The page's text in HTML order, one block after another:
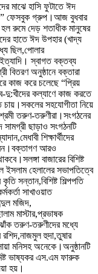
মাঝে হাসি ফুটাতে ঈদ
ফেসবুক গ্রুপ।আজ বুধবার
হল রুমে দেড় শতাধীক মানুষের
হাতে ঈদ উপহার (খাদ্য
ছিল,পোলার
স্বাগত বক্তব্য
বিতরণ অনুষ্ঠানে বক্তারা
কাজ করে চলেছে “প্রিয়
দু:খীদের কল্যাণে কাজ করতে
চায়।সকলের সহযোগীতা নিয়ে
তরুণ-তরুণীরা।সংগঠনের
ছাড়াও সংগঠনটি
শিক্ষার্থীদের
আরও
বাজারের বিশিষ্ট
ইসলাম হেলালের সভাপতিত্বে
সন্তান,বিশিষ্ট শিল্পপতি
সাখাওয়াত
মজিদ,
মাস্টার,প্রভাষক
তরুণ-তরুণীদের মধ্যে
হুদা,তুষার
মনিসহ অনেকে।অনুষ্ঠানটি
ভাষ্যকর এস.এম ফারুক
হয়।